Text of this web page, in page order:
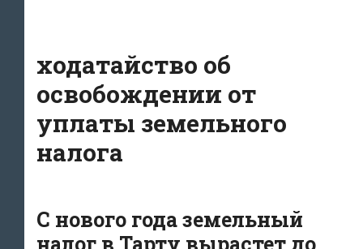
ходатайство об
освобождении от
уплаты земельного
налога
С нового года земельный